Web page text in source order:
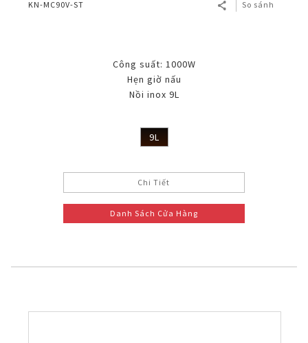
KN-MC90V-ST So sánh
Công suất: 1000W
Hẹn giờ nấu
Nồi inox 9L
9L
Chi Tiết
Danh Sách Cửa Hàng